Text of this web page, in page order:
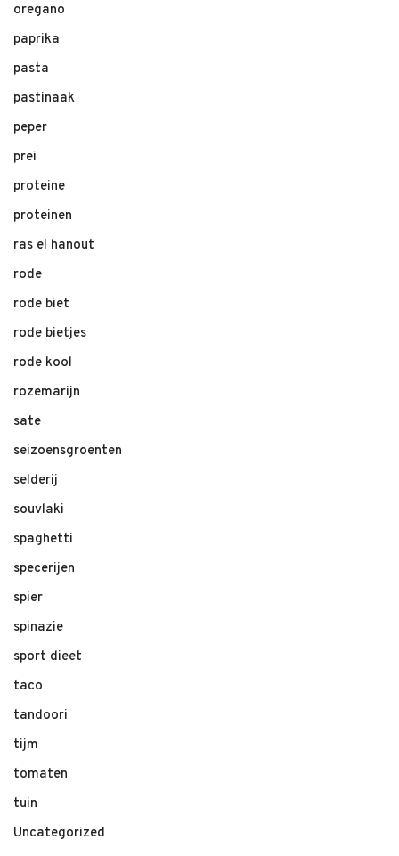
oregano
paprika
pasta
pastinaak
peper
prei
proteine
proteinen
ras el hanout
rode
rode biet
rode bietjes
rode kool
rozemarijn
sate
seizoensgroenten
selderij
souvlaki
spaghetti
specerijen
spier
spinazie
sport dieet
taco
tandoori
tijm
tomaten
tuin
Uncategorized